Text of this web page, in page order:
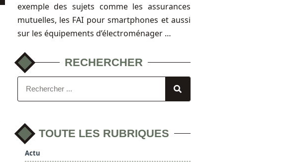
exemple des sujets comme les assurances
mutuelles, les FAI pour smartphones et aussi
sur les équipements d’électroménager …
RECHERCHER
TOUTE LES RUBRIQUES
Actu